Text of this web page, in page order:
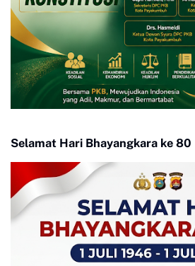
Selamat Hari Bhayangkara ke 80